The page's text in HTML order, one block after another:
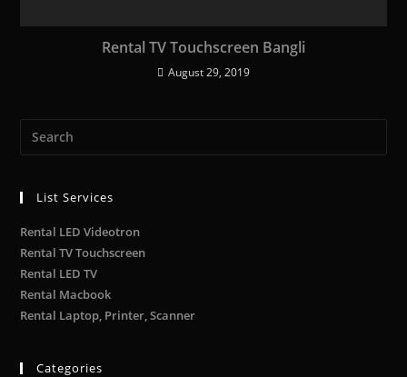
Rental TV Touchscreen Bangli
August 29, 2019
List Services
Rental LED Videotron
Rental TV Touchscreen
Rental LED TV
Rental Macbook
Rental Laptop, Printer, Scanner
Categories